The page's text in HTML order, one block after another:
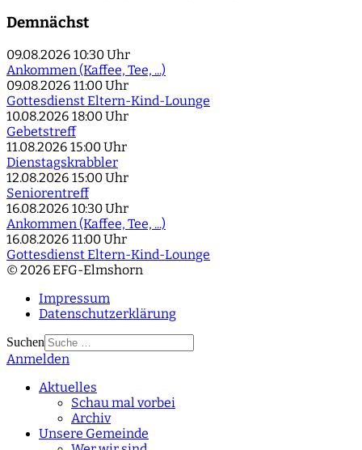
Demnächst
09.08.2026 10:30 Uhr
Ankommen (Kaffee, Tee, ...)
09.08.2026 11:00 Uhr
Gottesdienst Eltern-Kind-Lounge
10.08.2026 18:00 Uhr
Gebetstreff
11.08.2026 15:00 Uhr
Dienstagskrabbler
12.08.2026 15:00 Uhr
Seniorentreff
16.08.2026 10:30 Uhr
Ankommen (Kaffee, Tee, ...)
16.08.2026 11:00 Uhr
Gottesdienst Eltern-Kind-Lounge
© 2026 EFG-Elmshorn
Impressum
Datenschutzerklärung
Suchen
Type 2 or more
Anmelden
Aktuelles
Schau mal vorbei
Archiv
Unsere Gemeinde